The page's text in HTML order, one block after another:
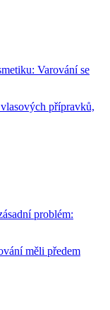
Varování se
přípravků,
problém:
měli předem